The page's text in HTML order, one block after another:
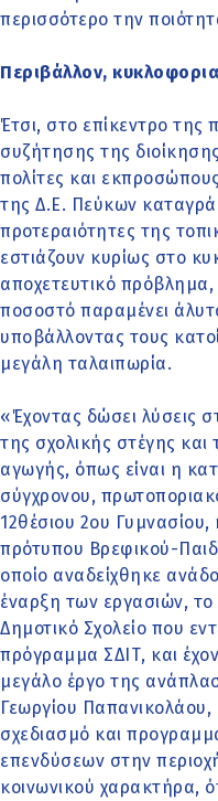
περισσότερο την
Περιβάλλον,
Έτσι, στο επίκεντρο της
συζήτησης της
πολίτες και
της Δ.Ε. Πεύκων
προτεραιότητες της
εστιάζουν κυρίως στο
αποχετευτικό πρόβλημα,
ποσοστό παραμένει
υποβάλλοντας τους
μεγάλη ταλαιπωρία.
«Έχοντας δώσει λύσεις
της σχολικής στέγης και
αγωγής, όπως είναι η
σύγχρονου,
12θέσιου 2ου
πρότυπου Βρεφικού-
οποίο αναδείχθηκε
έναρξη των εργασιών,
Δημοτικό Σχολείο που
πρόγραμμα ΣΔΙΤ, και
μεγάλο έργο της
Γεωργίου Παπανικολάου,
σχεδιασμό και
επενδύσεων στην
κοινωνικού χαρακτήρα,